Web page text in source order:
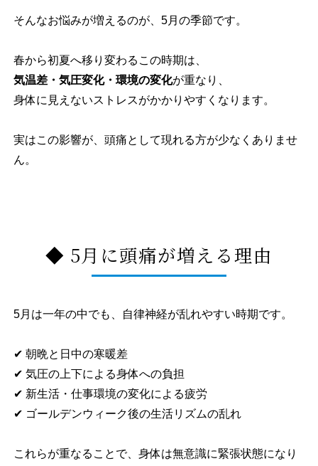
そんなお悩みが増えるのが、5月の季節です。
春から初夏へ移り変わるこの時期は、
気温差・気圧変化・環境の変化が重なり、
身体に見えないストレスがかかりやすくなります。
実はこの影響が、頭痛として現れる方が少なくありませ
ん。
◆ 5月に頭痛が増える理由
5月は一年の中でも、自律神経が乱れやすい時期です。
✔ 朝晩と日中の寒暖差
✔ 気圧の上下による身体への負担
✔ 新生活・仕事環境の変化による疲労
✔ ゴールデンウィーク後の生活リズムの乱れ
これらが重なることで、身体は無意識に緊張状態になり